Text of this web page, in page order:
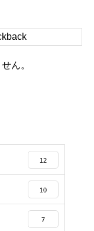
ん。
12
10
7